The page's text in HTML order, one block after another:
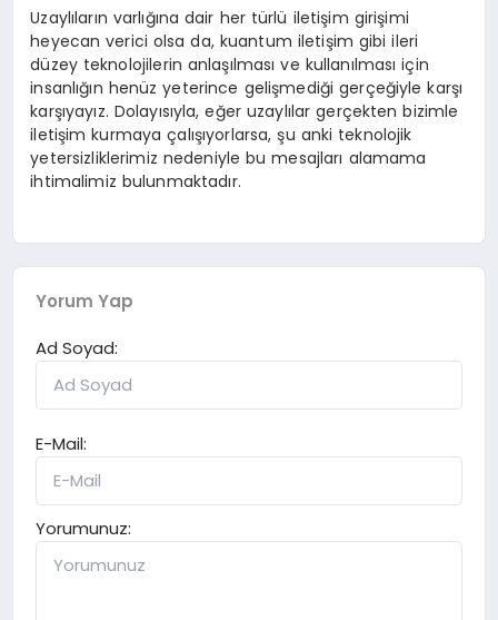
Uzaylıların varlığına dair her türlü iletişim girişimi
heyecan verici olsa da, kuantum iletişim gibi ileri
düzey teknolojilerin anlaşılması ve kullanılması için
insanlığın henüz yeterince gelişmediği gerçeğiyle karşı
karşıyayız. Dolayısıyla, eğer uzaylılar gerçekten bizimle
iletişim kurmaya çalışıyorlarsa, şu anki teknolojik
yetersizliklerimiz nedeniyle bu mesajları alamama
ihtimalimiz bulunmaktadır.
Yorum Yap
Ad Soyad:
E-Mail:
Yorumunuz: